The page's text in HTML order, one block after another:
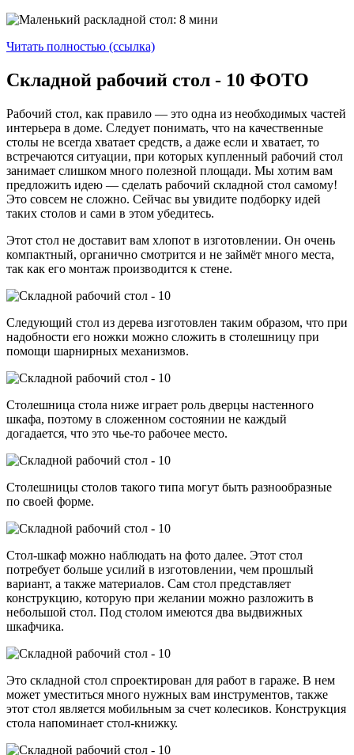
Читать полностью (ссылка)
Складной рабочий стол - 10 ФОТО
Рабочий стол, как правило — это одна из необходимых частей
интерьера в доме. Следует понимать, что на качественные
столы не всегда хватает средств, а даже если и хватает, то
встречаются ситуации, при которых купленный рабочий стол
занимает слишком много полезной площади. Мы хотим вам
предложить идею — сделать рабочий складной стол самому!
Это совсем не сложно. Сейчас вы увидите подборку идей
таких столов и сами в этом убедитесь.
Этот стол не доставит вам хлопот в изготовлении. Он очень
компактный, органично смотрится и не займёт много места,
так как его монтаж производится к стене.
Следующий стол из дерева изготовлен таким образом, что при
надобности его ножки можно сложить в столешницу при
помощи шарнирных механизмов.
Столешница стола ниже играет роль дверцы настенного
шкафа, поэтому в сложенном состоянии не каждый
догадается, что это чье-то рабочее место.
Столешницы столов такого типа могут быть разнообразные
по своей форме.
Стол-шкаф можно наблюдать на фото далее. Этот стол
потребует больше усилий в изготовлении, чем прошлый
вариант, а также материалов. Сам стол представляет
конструкцию, которую при желании можно разложить в
небольшой стол. Под столом имеются два выдвижных
шкафчика.
Это складной стол спроектирован для работ в гараже. В нем
может уместиться много нужных вам инструментов, также
этот стол является мобильным за счет колесиков. Конструкция
стола напоминает стол-книжку.